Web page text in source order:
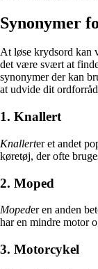
Synonymer
At løse krydsord kan
det være svært at
synonymer der kan
at udvide dit
1. Knallert
Knallerter et andet
køretøj, der ofte
2. Moped
Mopeder en anden
har en mindre motor
3. Motorcykel